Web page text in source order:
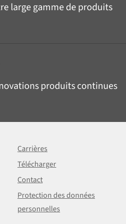
large gamme de produits
produits continues
Carrières
Télécharger
Contact
Protection des données
personnelles